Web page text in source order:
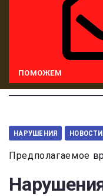
ПОМОЖЕМ
НАРУШЕНИЯ НОВОСТИ
Предполагаемое